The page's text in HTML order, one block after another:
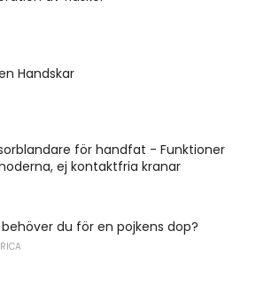
Handskar
för handfat - Funktioner
ej kontaktfria kranar
du för en pojkens dop?